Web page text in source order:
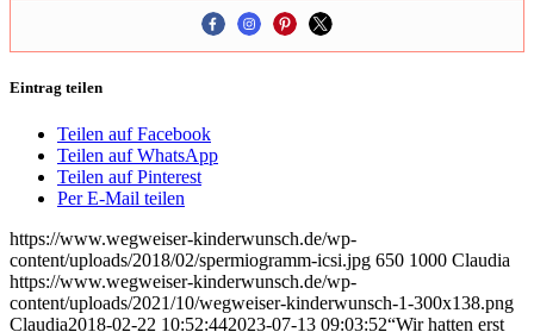
Eintrag teilen
Teilen auf Facebook
Teilen auf WhatsApp
Teilen auf Pinterest
Per E-Mail teilen
https://www.wegweiser-kinderwunsch.de/wp-
content/uploads/2018/02/spermiogramm-icsi.jpg 650 1000 Claudia
https://www.wegweiser-kinderwunsch.de/wp-
content/uploads/2021/10/wegweiser-kinderwunsch-1-300x138.png
Claudia2018-02-22 10:52:442023-07-13 09:03:52“Wir hat­ten erst